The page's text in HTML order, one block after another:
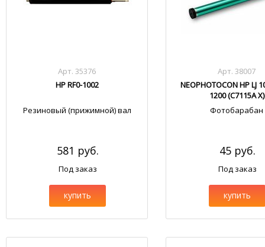
Арт. 35376
HP RF0-1002
Резиновый (прижимной) вал
581 руб.
Под заказ
купить
Арт. 38007
NEOPHOTOCON HP LJ
1200 (C7115A X)
Фотобарабан
45 руб.
Под заказ
купить